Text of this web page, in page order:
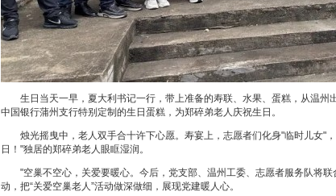
生日当天一早，夏大利书记一行，带上准备的寿联、水果、蛋糕，从温
中国银行蒲州支行特别定制的生日蛋糕，为郑碎弟老人庆祝生日。
烛光摇曳中，老人双手合十许下心愿。寿宴上，志愿者们化身"临时儿女"
日！"独居的郑碎弟老人眼眶湿润。
"空巢不空心，关爱要暖心。今后，党支部、温州工委、志愿者服务队将
动，把“关爱空巢老人”活动做深做细，展现党建暖人心。